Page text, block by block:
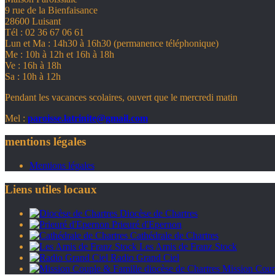
9 rue de la Bienfaisance
28600 Luisant
Tél : 02 36 67 06 61
Lun et Ma : 14h30 à 16h30 (permanence téléphonique)
Me : 10h à 12h et 16h à 18h
Ve : 16h à 18h
Sa : 10h à 12h
Pendant les vacances scolaires, ouvert que le mercredi matin
Mel : paroisse.latrinite@gmail.com
mentions légales
Mentions légales
Liens utiles locaux
Diocèse de Chartres
Prieuré d'Epernon
Cathédrale de Chartres
Les Amis de Franz Stock
Radio Grand Ciel
Mission